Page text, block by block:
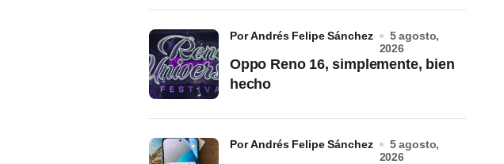
Oppo Reno 16, simplemente, bien
hecho
por Andrés Felipe Sánchez
5 agosto,
2026
por Andrés Felipe Sánchez
5 agosto,
2026